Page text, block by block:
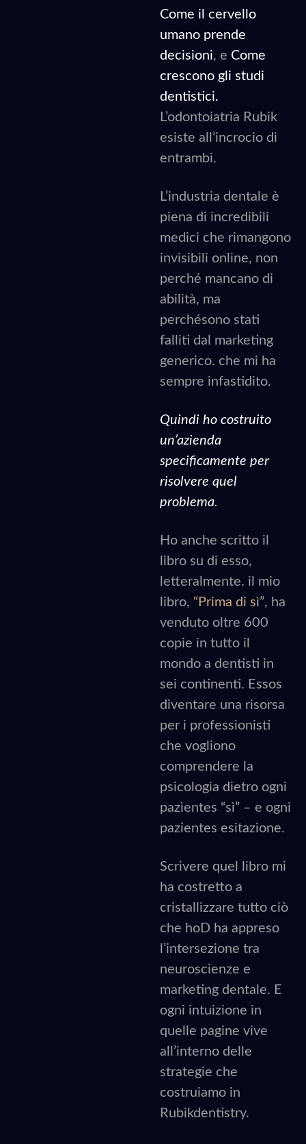
Come il cervello
umano prende
decisioni, e Come
crescono gli studi
dentistici.
L’odontoiatria Rubik
esiste all’incrocio di
entrambi.
L’industria dentale è
piena di incredibili
medici che rimangono
invisibili online, non
perché mancano di
abilità, ma
perchésono stati
falliti dal marketing
generico. che mi ha
sempre infastidito.
Quindi ho costruito
un’azienda
specificamente per
risolvere quel
problema.
Ho anche scritto il
libro su di esso,
letteralmente. il mio
libro, “Prima di sì”, ha
venduto oltre 600
copie in tutto il
mondo a dentisti in
sei continenti. Essos
diventare una risorsa
per i professionisti
che vogliono
comprendere la
psicologia dietro ogni
pazientes “sì” – e ogni
pazientes esitazione.
Scrivere quel libro mi
ha costretto a
cristallizzare tutto ciò
che hoD ha appreso
l’intersezione tra
neuroscienze e
marketing dentale. E
ogni intuizione in
quelle pagine vive
all’interno delle
strategie che
costruiamo in
Rubikdentistry.